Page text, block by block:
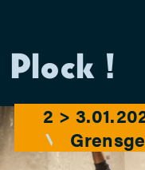
Plock !
2 >